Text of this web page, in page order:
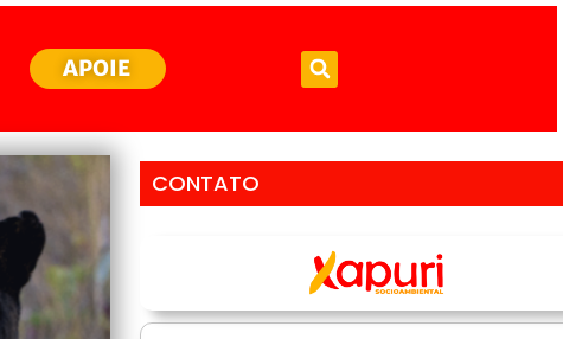
APOIE
CONTATO